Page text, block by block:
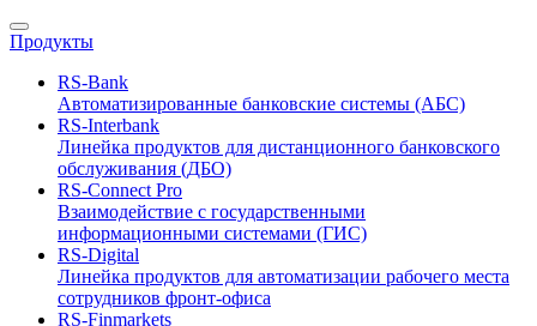
Продукты
RS-Bank
Автоматизированные банковские системы (АБС)
RS-Interbank
Линейка продуктов для дистанционного банковского
обслуживания (ДБО)
RS-Connect Pro
Взаимодействие с государственными
информационными системами (ГИС)
RS-Digital
Линейка продуктов для автоматизации рабочего места
сотрудников фронт-офиса
RS-Finmarkets